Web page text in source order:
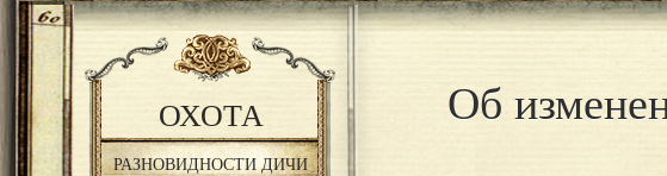
ОХОТА
РАЗНОВИДНОСТИ ДИЧИ
Об